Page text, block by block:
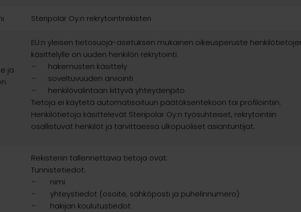
Steripolar Oy:n rekrytointirekisteri
ja
EU:n yleisen tietosuoja-asetuksen mukainen oikeusperuste
käsittelylle on uuden henkilön rekrytointi:
– hakemusten käsittely
– soveltuvuuden arviointi
– henkilövalintaan liittyvä yhteydenpito
Tietoja ei käytetä automatisoituun päätöksentekoon tai profilointiin.
Henkilötietoja käsittelevät Steripolar Oy:n työsuhteiset, rekrytointiin
osallistuvat henkilöt ja tarvittaessa ulkopuoliset asiantuntijat.
Rekisteriin tallennettavia tietoja ovat:
Tunnistetiedot:
– nimi
– yhteystiedot (osoite, sähköposti ja puhelinnumero)
– hakijan koulutustiedot